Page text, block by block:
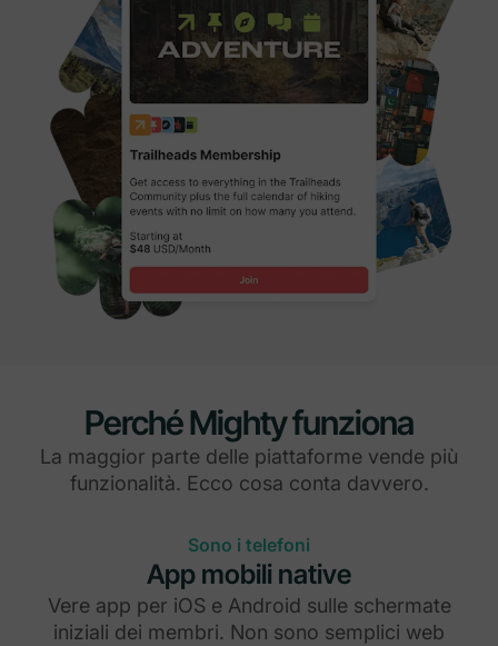
Perché Mighty funziona
La maggior parte delle piattaforme vende più
funzionalità. Ecco cosa conta davvero.
Sono i telefoni
App mobili native
Vere app per iOS e Android sulle schermate
iniziali dei membri. Non sono semplici web